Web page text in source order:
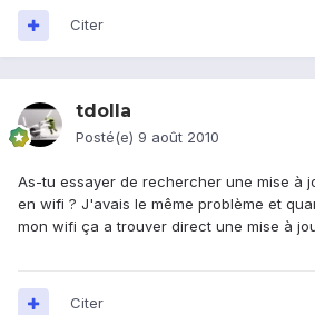
Citer
tdolla
Posté(e) 9 août 2010
As-tu essayer de rechercher une mise à
en wifi ? J'avais le même problème et
mon wifi ça a trouver direct une mise à
Citer